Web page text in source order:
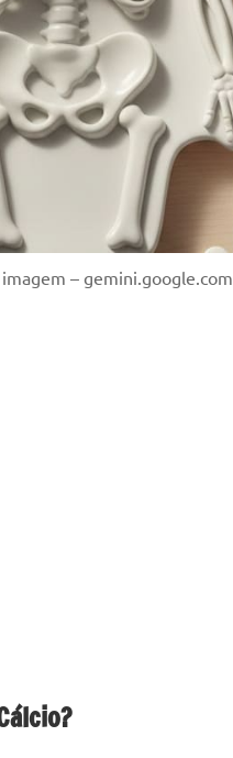
– gemini.google.com